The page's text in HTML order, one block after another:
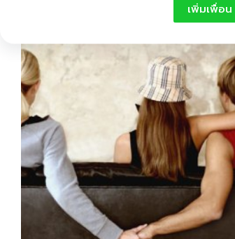
เพิ่มเพื่อน